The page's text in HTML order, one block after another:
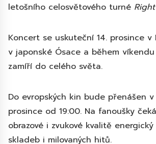
letošního celosvětového turné
Koncert se uskuteční 14. prosince v
v japonské Ósace a během
zamíří do celého světa.
Do evropských kin bude přenášen v
prosince od 19:00. Na fanoušky
obrazové i zvukové kvalitě
skladeb i milovaných hitů.